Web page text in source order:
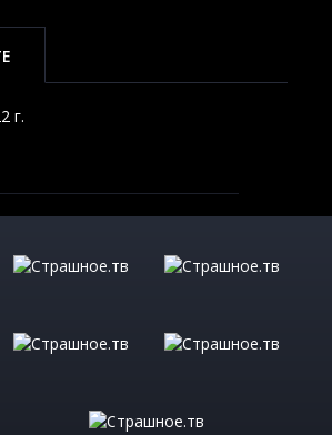
г.